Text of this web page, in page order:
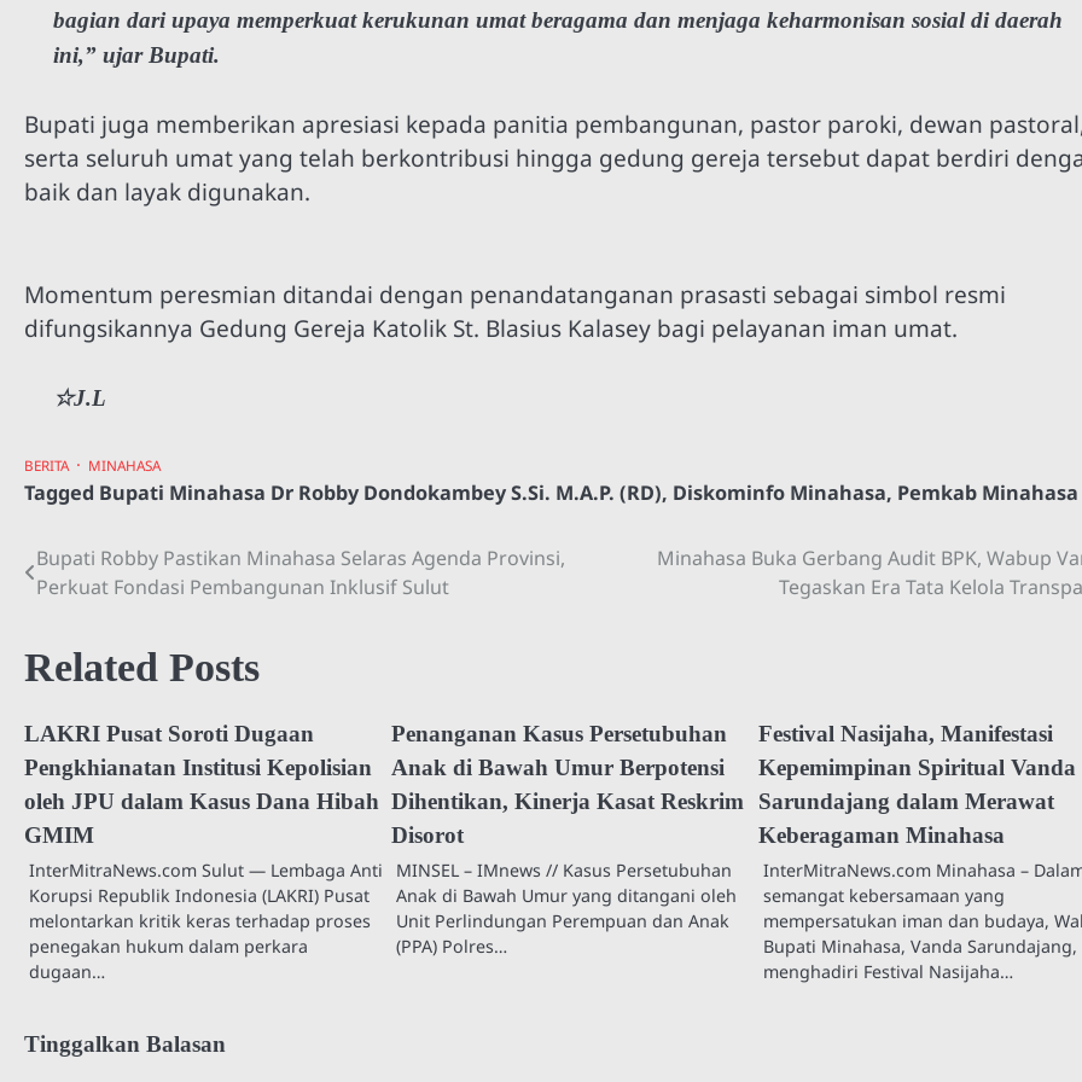
bagian dari upaya memperkuat kerukunan umat beragama dan menjaga keharmonisan sosial di daerah
ini,” ujar Bupati.
Bupati juga memberikan apresiasi kepada panitia pembangunan, pastor paroki, dewan
serta seluruh umat yang telah berkontribusi hingga gedung gereja tersebut dapat berdiri
baik dan layak digunakan.
Momentum peresmian ditandai dengan penandatanganan prasasti sebagai simbol resmi
difungsikannya Gedung Gereja Katolik St. Blasius Kalasey bagi pelayanan iman umat.
☆J.L
BERITA MINAHASA
Tagged Bupati Minahasa Dr Robby Dondokambey S.Si. M.A.P. (RD), Diskominfo Minahasa, Pemkab Minahasa
Navigasi
Bupati Robby Pastikan Minahasa Selaras Agenda Provinsi,
Perkuat Fondasi Pembangunan Inklusif Sulut
Minahasa Buka Gerbang Audit BPK, Wabup
Tegaskan Era Tata Kelola
Related Posts
LAKRI Pusat Soroti Dugaan
Pengkhianatan Institusi Kepolisian
oleh JPU dalam Kasus Dana Hibah
GMIM
InterMitraNews.com Sulut — Lembaga Anti
Korupsi Republik Indonesia (LAKRI) Pusat
melontarkan kritik keras terhadap proses
penegakan hukum dalam perkara
dugaan…
Penanganan Kasus Persetubuhan
Anak di Bawah Umur Berpotensi
Dihentikan, Kinerja Kasat Reskrim
Disorot
MINSEL – IMnews // Kasus Persetubuhan
Anak di Bawah Umur yang ditangani oleh
Unit Perlindungan Perempuan dan Anak
(PPA) Polres…
Festival Nasijaha, Manifestasi
Kepemimpinan Spiritual Vanda
Sarundajang dalam Merawat
Keberagaman Minahasa
InterMitraNews.com Minahasa –
semangat kebersamaan yang
mempersatukan iman dan budaya,
Bupati Minahasa, Vanda Sarundajang,
menghadiri Festival Nasijaha…
Tinggalkan Balasan